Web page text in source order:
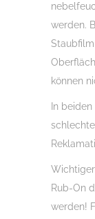
werden.
können
In
Wichtiger
Rub-On
werden!